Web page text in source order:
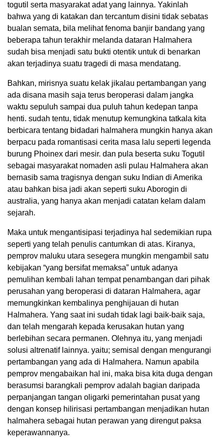
togutil serta masyarakat adat yang lainnya. Yakinlah
bahwa yang di katakan dan tercantum disini tidak sebatas
bualan semata, bila melihat fenoma banjir bandang yang
beberapa tahun terakhir melanda dataran Halmahera
sudah bisa menjadi satu bukti otentik untuk di benarkan
akan terjadinya suatu tragedi di masa mendatang.
Bahkan, mirisnya suatu kelak jikalau pertambangan yang
ada disana masih saja terus beroperasi dalam jangka
waktu sepuluh sampai dua puluh tahun kedepan tanpa
henti. sudah tentu, tidak menutup kemungkina tatkala kita
berbicara tentang bidadari halmahera mungkin hanya akan
berpacu pada romantisasi cerita masa lalu seperti legenda
burung Phoinex dari mesir. dan pula beserta suku Togutil
sebagai masyarakat nomaden asli pulau Halmahera akan
bernasib sama tragisnya dengan suku Indian di Amerika
atau bahkan bisa jadi akan seperti suku Aborogin di
australia, yang hanya akan menjadi catatan kelam dalam
sejarah.
Maka untuk mengantisipasi terjadinya hal sedemikian rupa
seperti yang telah penulis cantumkan di atas. Kiranya,
pemprov maluku utara sesegera mungkin mengambil satu
kebijakan “yang bersifat memaksa” untuk adanya
pemulihan kembali lahan tempat penambangan dari pihak
perusahan yang beroperasi di dataran Halmahera, agar
memungkinkan kembalinya penghijauan di hutan
Halmahera. Yang saat ini sudah tidak lagi baik-baik saja,
dan telah mengarah kepada kerusakan hutan yang
berlebihan secara permanen. Olehnya itu, yang menjadi
solusi altrenatif lainnya. yaitu; semisal dengan mengurangi
pertambangan yang ada di Halmahera. Namun apabila
pemprov mengabaikan hal ini, maka bisa kita duga dengan
berasumsi barangkali pemprov adalah bagian daripada
perpanjangan tangan oligarki pemerintahan pusat yang
dengan konsep hilirisasi pertambangan menjadikan hutan
halmahera sebagai hutan perawan yang direngut paksa
keperawannanya.